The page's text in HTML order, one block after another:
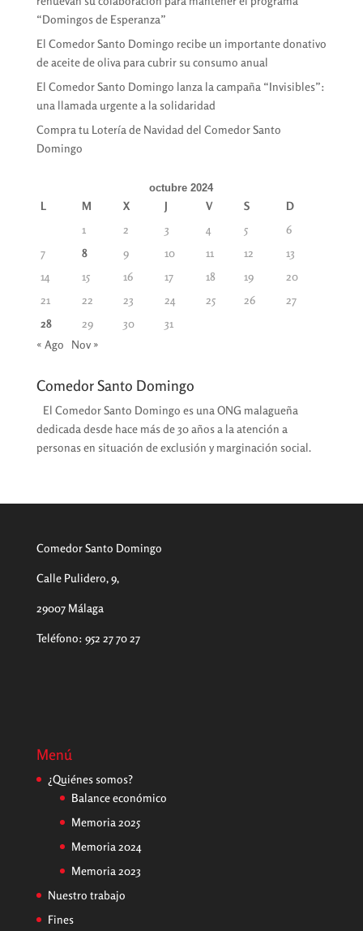
“Domingos de Esperanza”
El Comedor Santo Domingo recibe un importante donativo
de aceite de oliva para cubrir su consumo anual
El Comedor Santo Domingo lanza la campaña “Invisibles”:
una llamada urgente a la solidaridad
Compra tu Lotería de Navidad del Comedor Santo
Domingo
octubre 2024
L M X J V S
D
1
2 3 4 5
6
7
8 9 10 11 12
13
14
15 16 17 18 19
20
21
22 23 24 25 26
27
28
29 30
31
« Ago
Nov »
Comedor Santo Domingo
El Comedor Santo Domingo es una ONG malagueña
dedicada desde hace más de 30 años a la atención a
personas en situación de exclusión y marginación social.
Comedor Santo Domingo
Calle Pulidero, 9,
29007 Málaga
Teléfono: 952 27 70 27
Menú
¿Quiénes somos?
Balance económico
Memoria 2025
Memoria 2024
Memoria 2023
Nuestro trabajo
Fines